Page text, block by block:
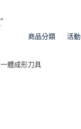
商品分類 活動
一體成形刀具